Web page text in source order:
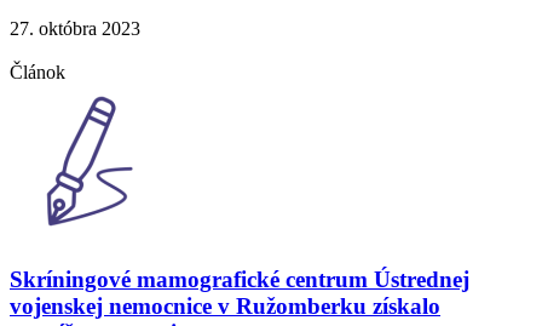
27. októbra 2023
Článok
Skríningové mamografické centrum Ústrednej
vojenskej nemocnice v Ružomberku získalo